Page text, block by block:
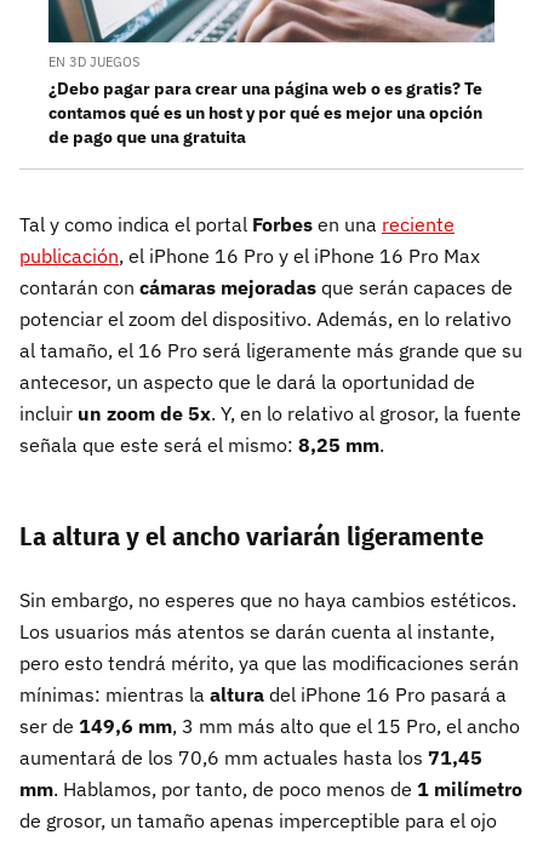
EN 3D JUEGOS
¿Debo pagar para crear una página web o es gratis? Te
contamos qué es un host y por qué es mejor una opción
de pago que una gratuita
Tal y como indica el portal Forbes en una reciente
publicación, el iPhone 16 Pro y el iPhone 16 Pro Max
contarán con cámaras mejoradas que serán capaces de
potenciar el zoom del dispositivo. Además, en lo relativo
al tamaño, el 16 Pro será ligeramente más grande que su
antecesor, un aspecto que le dará la oportunidad de
incluir un zoom de 5x. Y, en lo relativo al grosor, la fuente
señala que este será el mismo: 8,25 mm.
La altura y el ancho variarán ligeramente
Sin embargo, no esperes que no haya cambios estéticos.
Los usuarios más atentos se darán cuenta al instante,
pero esto tendrá mérito, ya que las modificaciones serán
mínimas: mientras la altura del iPhone 16 Pro pasará a
ser de 149,6 mm, 3 mm más alto que el 15 Pro, el ancho
aumentará de los 70,6 mm actuales hasta los 71,45
mm. Hablamos, por tanto, de poco menos de 1 milímetro
de grosor, un tamaño apenas imperceptible para el ojo